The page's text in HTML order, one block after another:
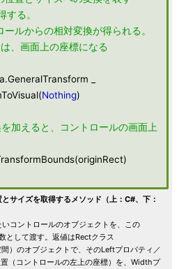
る。
ルからの相対変換が得られる。
、画面上の座標になる
_
Nothing)
加えると、コントロールの画面上
サイズを取得するメソッド（上：C#、下：
コントロールのオブジェクトを、この
として渡す。返値はRectクラス
）のオブジェクトで、そのLeftプロパティ／
（コントロールの左上の座標）を、Widthプ